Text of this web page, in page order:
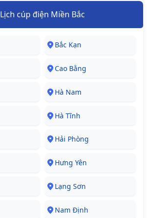
Lịch cúp điện Miền Bắc
Bắc Kạn
Cao Bằng
Hà Nam
Hà Tĩnh
Hải Phòng
Hưng Yên
Lạng Sơn
Nam Định